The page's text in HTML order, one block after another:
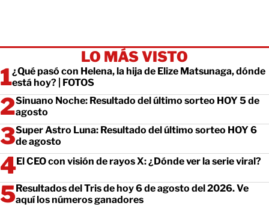
LO MÁS VISTO
¿Qué pasó con Helena, la hija de Elize Matsunaga, dónde
está hoy? | FOTOS
Sinuano Noche: Resultado del último sorteo HOY 5 de
agosto
Super Astro Luna: Resultado del último sorteo HOY 6
de agosto
El CEO con visión de rayos X: ¿Dónde ver la serie viral?
Resultados del Tris de hoy 6 de agosto del 2026. Ve
aquí los números ganadores